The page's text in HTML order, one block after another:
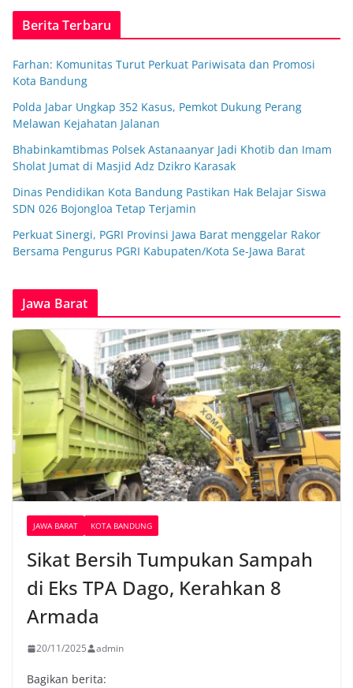
Berita Terbaru
Farhan: Komunitas Turut Perkuat Pariwisata dan Promosi
Kota Bandung
Polda Jabar Ungkap 352 Kasus, Pemkot Dukung Perang
Melawan Kejahatan Jalanan
Bhabinkamtibmas Polsek Astanaanyar Jadi Khotib dan Imam
Sholat Jumat di Masjid Adz Dzikro Karasak
Dinas Pendidikan Kota Bandung Pastikan Hak Belajar Siswa
SDN 026 Bojongloa Tetap Terjamin
Perkuat Sinergi, PGRI Provinsi Jawa Barat menggelar Rakor
Bersama Pengurus PGRI Kabupaten/Kota Se-Jawa Barat
Jawa Barat
JAWA BARAT KOTA BANDUNG
Sikat Bersih Tumpukan Sampah
di Eks TPA Dago, Kerahkan 8
Armada
20/11/2025 admin
Bagikan berita: